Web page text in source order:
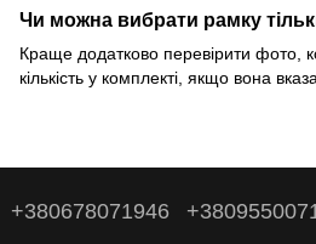
Чи можна вибрати рамку
Краще додатково перевірити фото,
кількість у комплекті, якщо вона
+380678071946